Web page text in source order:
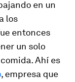
en un
los
entonces
un solo
Ahí es
, empresa que